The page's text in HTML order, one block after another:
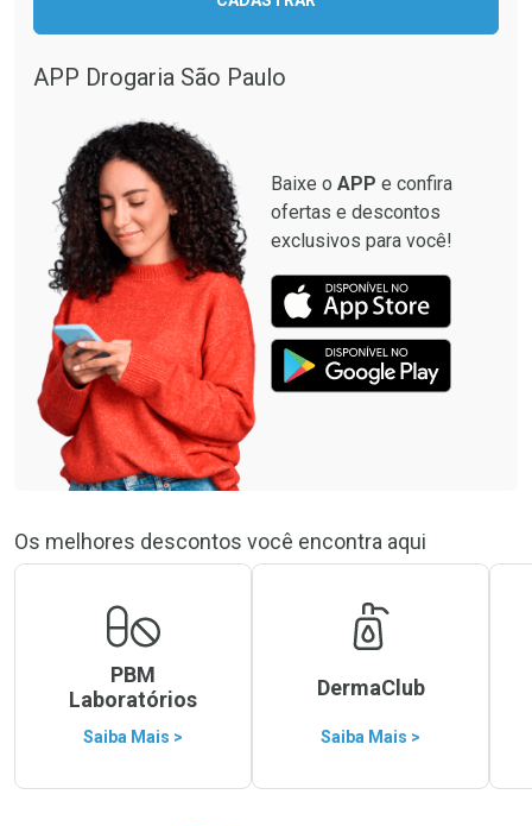
APP Drogaria São Paulo
Baixe o APP e confira
ofertas e descontos
exclusivos para você!
Os melhores descontos você encontra aqui
PBM
Laboratórios
Saiba Mais >
DermaClub
Saiba Mais >